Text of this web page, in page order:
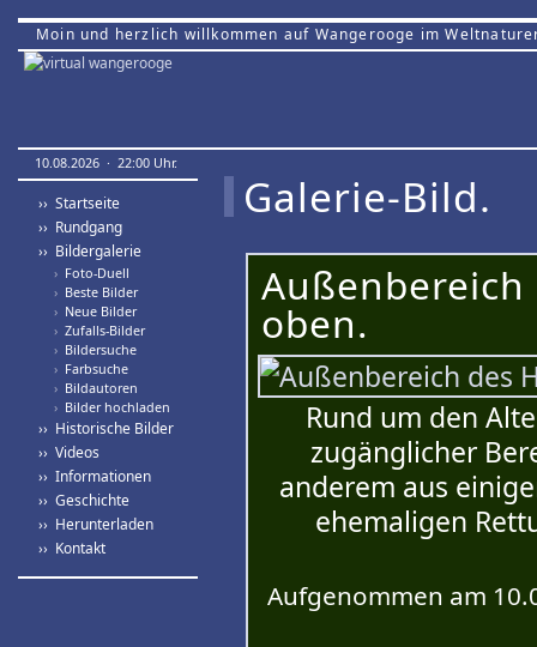
Moin und herzlich willkommen auf Wangerooge im
10.08.2026 · 22:00 Uhr.
›› Startseite
›› Rundgang
›› Bildergalerie
› Foto-Duell
› Beste Bilder
› Neue Bilder
› Zufalls-Bilder
› Bildersuche
› Farbsuche
› Bildautoren
› Bilder hochladen
›› Historische Bilder
›› Videos
›› Informationen
›› Geschichte
›› Herunterladen
›› Kontakt
Galerie-Bild.
oben.
Rund um den
zugänglicher
anderem aus
ehemaligen
Aufgenommen am